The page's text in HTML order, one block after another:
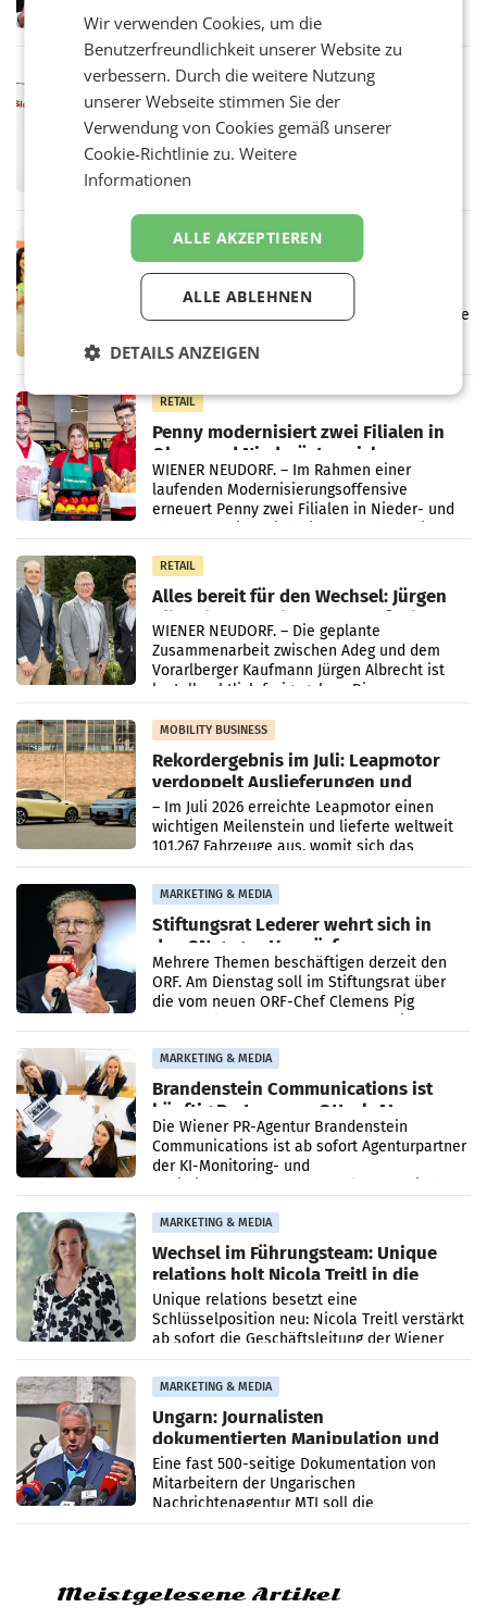
von 1.544,0 Mio. EUR erwirtschaftet, was
einem Plus von 3,8 Prozent gegenüber dem
Vergleichszeitraum
MARKETING & MEDIA
ProSiebenSat.1 spart und macht
überraschend viel Gewinn
UNTERFÖHRING/MAILAND/AMSTERDAM. Der
Fernsehkonzern ProSiebenSat.1 hat im
Frühjahr dank Kostensenkungen operativ
Markterwartung deutlich übertroffen.
RETAIL
Eine Bühne für Zirkularität: ARA und
Müller informieren am POS über
Über den gesamten August hinweg rücken die
Handelskonzern Müller die Initiative
Müller-Filialen
RETAIL
Penny modernisiert zwei Filialen in
Ober- und Niederösterreich
WIENER NEUDORF. – Im Rahmen einer
laufenden Modernisierungsoffensive
erneuert Penny zwei Filialen in Nieder- und
RETAIL
Alles bereit für den Wechsel: Jürgen
Albrecht setzt ab 1.1.2027 auf Adeg
WIENER NEUDORF. – Die geplante
Zusammenarbeit zwischen Adeg und dem
Vorarlberger Kaufmann Jürgen Albrecht ist
kartellrechtlich freigegeben: Die
Bundeswettbewerbsbehörde und der
Bundeskartellanwalt
MOBILITY BUSINESS
Rekordergebnis im Juli: Leapmotor
verdoppelt Auslieferungen und
überschreitet die 100.000er-Marke
– Im Juli 2026 erreichte Leapmotor einen
wichtigen Meilenstein und lieferte weltweit
101.267 Fahrzeuge aus, womit sich das
Ergebnis gegenüber Juli 2025 mehr als
verdoppelte (+102
MARKETING & MEDIA
Stiftungsrat Lederer wehrt sich in
den SN gegen Vorwürfe
Mehrere Themen beschäftigen derzeit den
ORF. Am Dienstag soll im Stiftungsrat über
die vom neuen ORF-Chef Clemens Pig
MARKETING & MEDIA
Brandenstein Communications ist
künftig Partner von OtterlyAI
Die Wiener PR-Agentur Brandenstein
Communications ist ab sofort Agenturpartner
der KI-Monitoring- und
MARKETING & MEDIA
Wechsel im Führungsteam: Unique
relations holt Nicola Treitl in die
Geschäftsleitung
Unique relations besetzt eine
Schlüsselposition neu: Nicola Treitl verstärkt
ab sofort die Geschäftsleitung der Wiener
PR-Agentur an der Seite von Josef Kalina und
Anna Kalina-Mahr.
MARKETING & MEDIA
Ungarn: Journalisten
dokumentierten Manipulation und
Zensur
Eine fast 500-seitige Dokumentation von
Mitarbeitern der Ungarischen
Nachrichtenagentur MTI soll die
systematische Nachrichten-Manipulation und
Meistgelesene Artikel
Wir verwenden Cookies, um die
Benutzerfreundlichkeit unserer Website zu
verbessern. Durch die weitere Nutzung
unserer Webseite stimmen Sie der
Verwendung von Cookies gemäß unserer
Cookie-Richtlinie zu.Weitere
Informationen
ALLE AKZEPTIEREN
ALLE ABLEHNEN
DETAILS ANZEIGEN